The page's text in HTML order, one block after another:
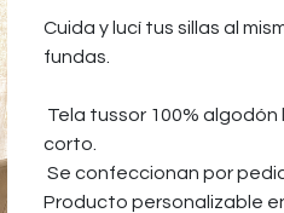
Cuida y lucí tus sillas al
fundas.
Tela tussor 100%
corto.
Se confeccionan por
Producto personalizable